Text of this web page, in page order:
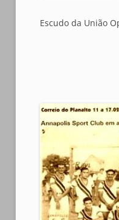
Escudo da União